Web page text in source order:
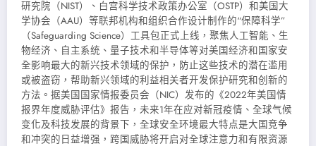
研究院（NIST）、白宫科学技术政策办公室（OSTP）和美国大
学协会（AAU）等联邦机构和组织合作设计制作的“保障科学”
（Safeguarding Science）工具包正式上线，聚焦人工智能、生
物经济、自主系统、量子技术和半导体等对美国经济和国家安
全影响最大的新兴技术领域的保护，防止这些技术的潜在滥用
或被盗窃，帮助新兴领域的利益相关者开发保护研究和创新的
方法。据美国国家情报委员会（NIC）发布的《2022年美国情
报界年度威胁评估》报告，未来1年在应对新冠疫情、全球气候
变化及科技发展的背景下，全球安全环境最大特点是大国竞争
和冲突的日益增强，跨国威胁将开启对全球注意力和有限资源